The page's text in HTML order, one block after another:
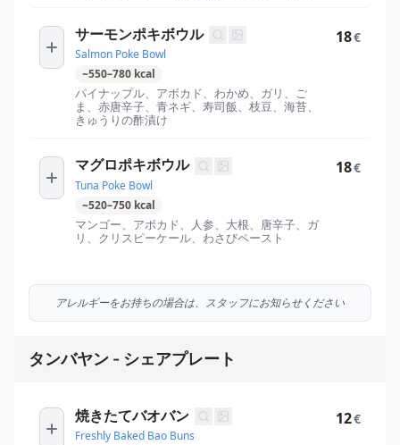
サーモンポキボウル
Salmon Poke Bowl
~550–780 kcal
パイナップル、アボカド、わかめ、ガリ、ご
ま、赤唐辛子、青ネギ、寿司飯、枝豆、海苔、
きゅうりの酢漬け
18€
マグロポキボウル
Tuna Poke Bowl
~520–750 kcal
マンゴー、アボカド、人参、大根、唐辛子、ガ
リ、クリスピーケール、わさびペースト
18€
アレルギーをお持ちの場合は、スタッフにお知らせください
タンバヤン - シェアプレート
焼きたてバオバン
Freshly Baked Bao Buns
12€